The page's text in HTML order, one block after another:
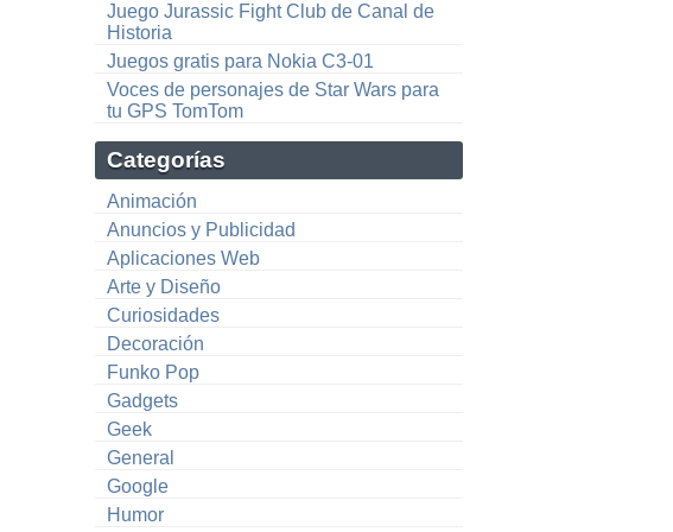
Juego Jurassic Fight Club de Canal de
Historia
Juegos gratis para Nokia C3-01
Voces de personajes de Star Wars para
tu GPS TomTom
Categorías
Animación
Anuncios y Publicidad
Aplicaciones Web
Arte y Diseño
Curiosidades
Decoración
Funko Pop
Gadgets
Geek
General
Google
Humor